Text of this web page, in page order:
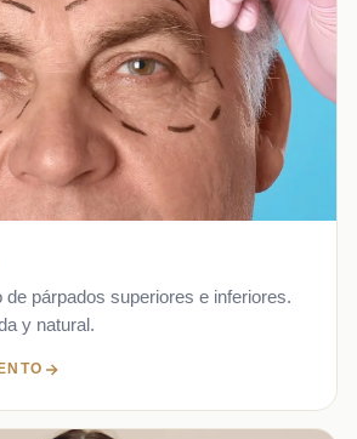
de párpados superiores e inferiores.
y natural.